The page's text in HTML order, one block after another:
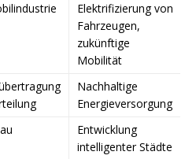
Elektrifizierung von
Fahrzeugen,
zukünftige
Mobilität
Nachhaltige
Energieversorgung
Entwicklung
intelligenter Städte